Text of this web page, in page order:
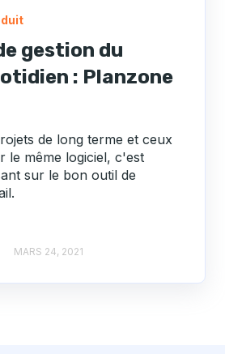
gestion du
: Planzone
de long terme et ceux
le même logiciel, c'est
sur le bon outil de
MARS 24, 2021